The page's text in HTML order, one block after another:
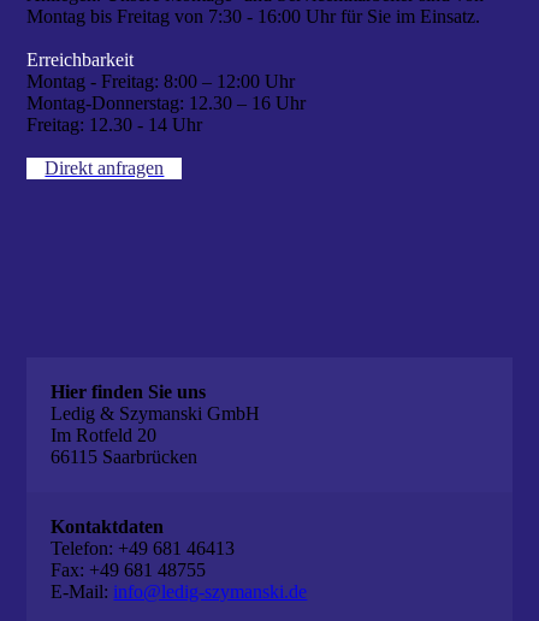
Montag bis Freitag von 7:30 - 16:00 Uhr für Sie im Einsatz.
Erreichbarkeit
Montag - Freitag: 8:00 – 12:00 Uhr
Montag-Donnerstag: 12.30 – 16 Uhr
Freitag: 12.30 - 14 Uhr
Direkt anfragen
Hier finden Sie uns
Ledig & Szymanski GmbH
Im Rotfeld 20
66115 Saarbrücken
Kontaktdaten
Telefon: +49 681 46413
Fax: +49 681 48755
E-Mail: info@ledig-szymanski.de